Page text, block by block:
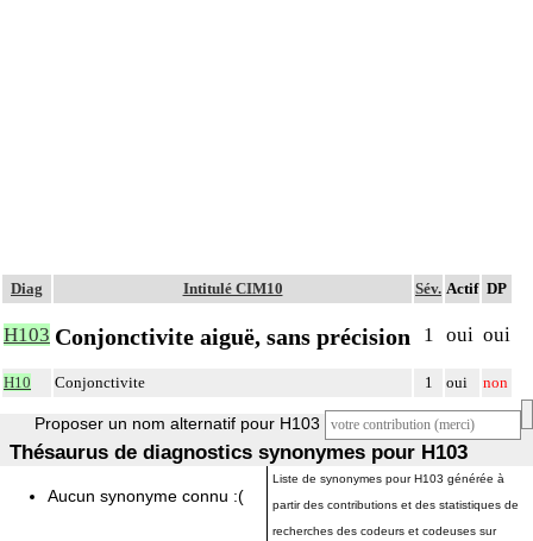
Diag Intitulé CIM10 Sév. Actif DP
H103 Conjonctivite aiguë, sans précision 1 oui oui
H10 Conjonctivite 1 oui non
Proposer un nom alternatif pour H103
Thésaurus de diagnostics synonymes pour H103
Aucun synonyme connu :(
Liste de synonymes pour H103 générée à
partir des contributions et des statistiques de
recherches des codeurs et codeuses sur